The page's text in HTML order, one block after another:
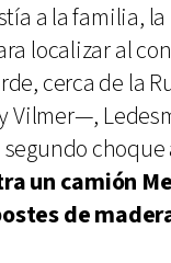
a la familia,
localizar al
cerca de la
Vilmer—,
choque
un camión
de